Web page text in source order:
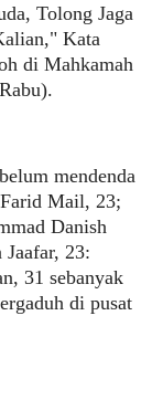
Tolong Jaga
Kata
di Mahkamah
mendenda
Mail, 23;
Danish
23:
31 sebanyak
di pusat